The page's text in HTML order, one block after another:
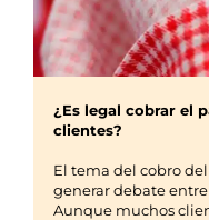
¿Es legal cobrar el
clientes?
El tema del cobro
generar debate
Aunque muchos